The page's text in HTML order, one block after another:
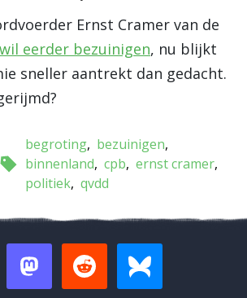
Ernst Cramer van de
wil eerder bezuinigen, nu blijkt
sneller aantrekt dan gedacht.
begroting bezuinigen
binnenland cpb ernst cramer
politiek qvdd